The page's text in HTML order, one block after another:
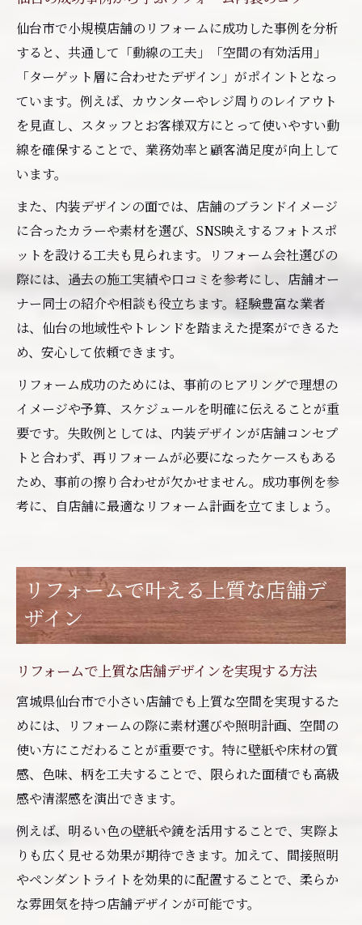
仙台市で小規模店舗のリフォームに成功した事例を分析
すると、共通して「動線の工夫」「空間の有効活用」
「ターゲット層に合わせたデザイン」がポイントとなっ
ています。例えば、カウンターやレジ周りのレイアウト
を見直し、スタッフとお客様双方にとって使いやすい動
線を確保することで、業務効率と顧客満足度が向上して
います。
また、内装デザインの面では、店舗のブランドイメージ
に合ったカラーや素材を選び、SNS映えするフォトスポ
ットを設ける工夫も見られます。リフォーム会社選びの
際には、過去の施工実績や口コミを参考にし、店舗オー
ナー同士の紹介や相談も役立ちます。経験豊富な業者
は、仙台の地域性やトレンドを踏まえた提案ができるた
め、安心して依頼できます。
リフォーム成功のためには、事前のヒアリングで理想の
イメージや予算、スケジュールを明確に伝えることが重
要です。失敗例としては、内装デザインが店舗コンセプ
トと合わず、再リフォームが必要になったケースもある
ため、事前の擦り合わせが欠かせません。成功事例を参
考に、自店舗に最適なリフォーム計画を立てましょう。
リフォームで叶える上質な店舗デ
ザイン
リフォームで上質な店舗デザインを実現する方法
宮城県仙台市で小さい店舗でも上質な空間を実現するた
めには、リフォームの際に素材選びや照明計画、空間の
使い方にこだわることが重要です。特に壁紙や床材の質
感、色味、柄を工夫することで、限られた面積でも高級
感や清潔感を演出できます。
例えば、明るい色の壁紙や鏡を活用することで、実際よ
りも広く見せる効果が期待できます。加えて、間接照明
やペンダントライトを効果的に配置することで、柔らか
な雰囲気を持つ店舗デザインが可能です。